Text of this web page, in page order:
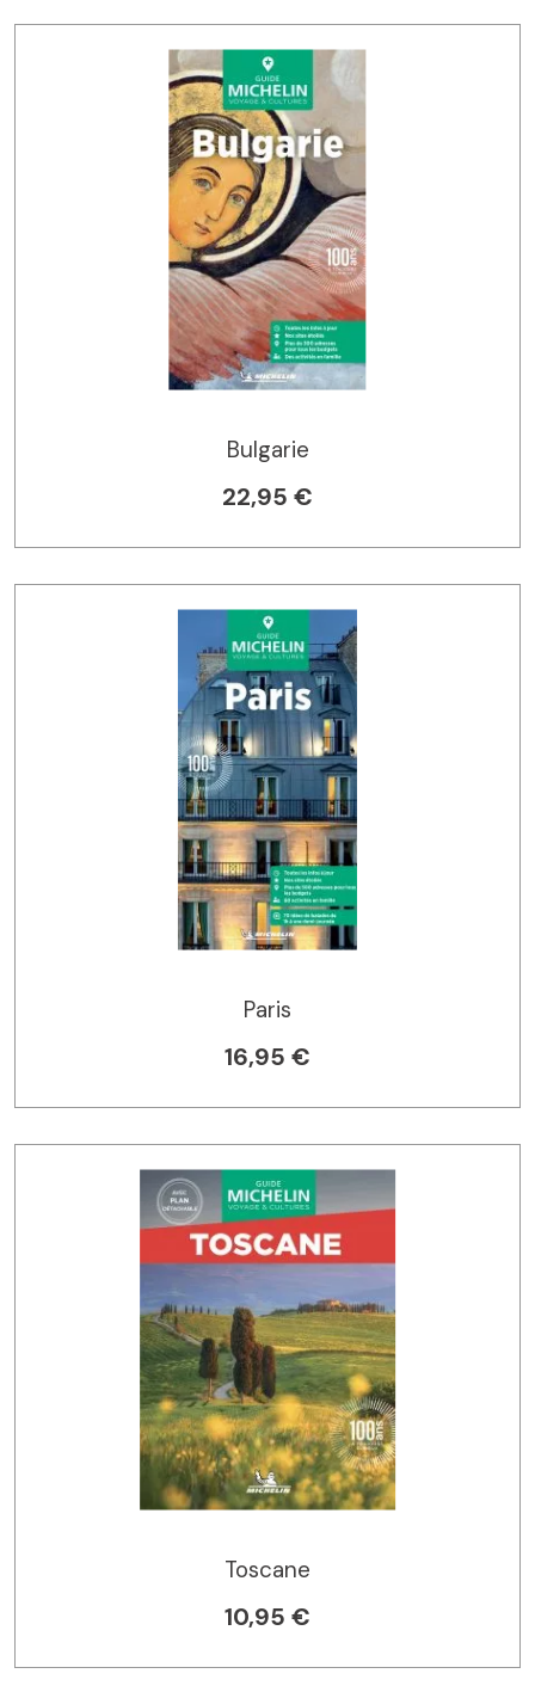
Bulgarie
22,95 €
Paris
16,95 €
Toscane
10,95 €